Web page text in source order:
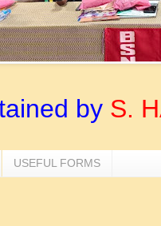
by S.
USEFUL FORMS